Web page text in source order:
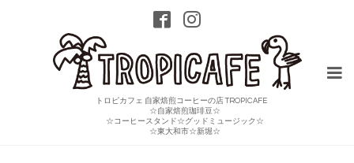
トロピカフェ 自家焙煎コーヒーの店 TROPICAFE
☆自家焙煎珈琲豆☆
☆コーヒースタンド☆グッドミュージック☆
☆東大和市☆新堀☆